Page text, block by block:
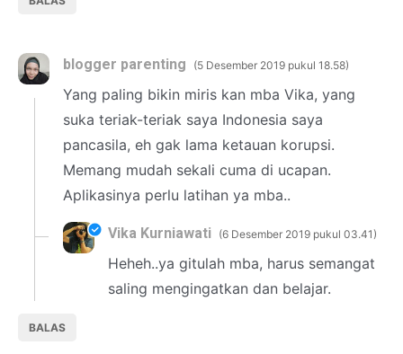
blogger parenting 5 Desember 2019 pukul 18.58
Yang paling bikin miris kan mba Vika, yang
suka teriak-teriak saya Indonesia saya
pancasila, eh gak lama ketauan korupsi.
Memang mudah sekali cuma di ucapan.
Aplikasinya perlu latihan ya mba..
BALAS
Vika Kurniawati 6 Desember 2019 pukul 03.41
Heheh..ya gitulah mba, harus semangat
saling mengingatkan dan belajar.